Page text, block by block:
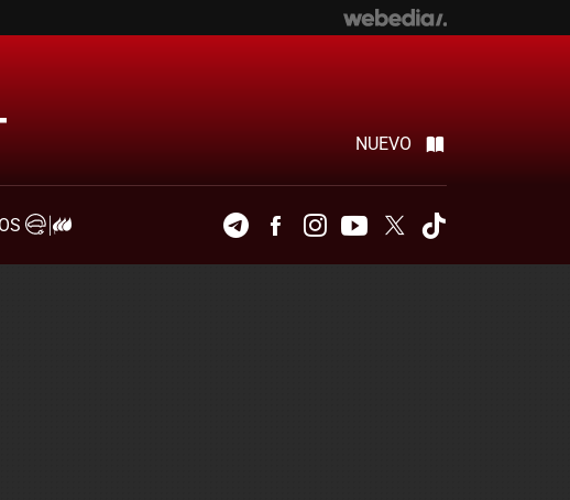
NUEVO
TelegramFacebookInstagramYoutubeTwitter